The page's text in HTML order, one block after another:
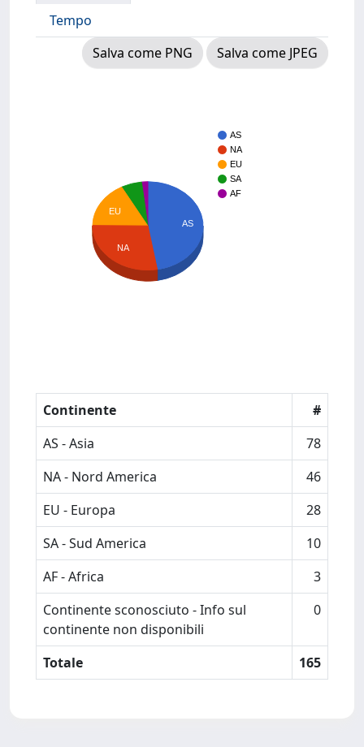
Tempo
Salva come PNG
Salva come JPEG
AS
NA
EU
SA
AF
AS
EU
NA
Continente
#
AS - Asia
78
NA - Nord America
46
EU - Europa
28
SA - Sud America
10
AF - Africa
3
Continente sconosciuto - Info sul
continente non disponibili
0
Totale 165